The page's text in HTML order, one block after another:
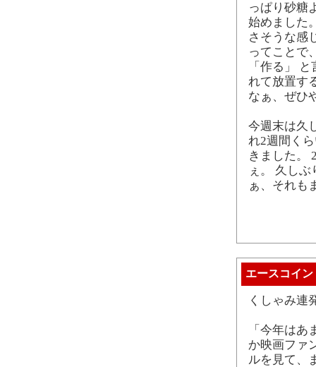
っぱり砂糖
始めました
さそうな感
ってことで
「作る」
れて放置す
なぁ、ぜひ
今週末は久
れ2週間く
きました。
ぇ。 久し
ぁ、それも
エースコイン
くしゃみ連
「今年は
か映画ファ
ルを見て、